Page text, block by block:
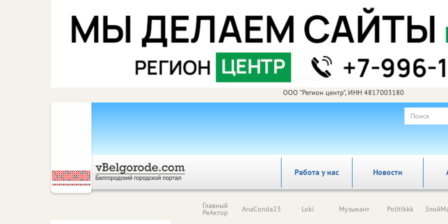
ООО "Регион центр", ИНН 4817003180
Работа у нас Новости
Главный
РеАктор AnaConda23 Loki Музыкант Politikkk